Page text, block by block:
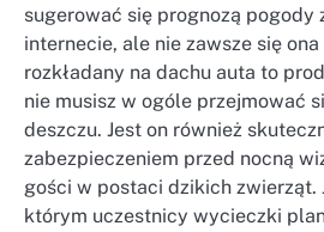
sugerować się prognozą pogody
internecie, ale nie zawsze się
rozkładany na dachu auta to
nie musisz w ogóle przejmować
deszczu. Jest on również
zabezpieczeniem przed nocną
gości w postaci dzikich zwierząt.
którym uczestnicy wycieczki